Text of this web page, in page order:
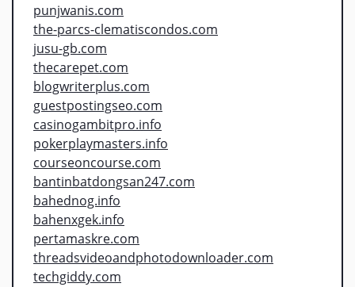
punjwanis.com
the-parcs-clematiscondos.com
jusu-gb.com
thecarepet.com
blogwriterplus.com
guestpostingseo.com
casinogambitpro.info
pokerplaymasters.info
courseoncourse.com
bantinbatdongsan247.com
bahednog.info
bahenxgek.info
pertamaskre.com
threadsvideoandphotodownloader.com
techgiddy.com